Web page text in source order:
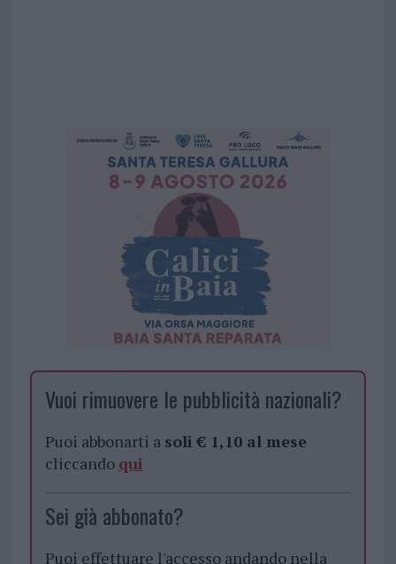
Vuoi rimuovere le pubblicità nazionali?
Puoi abbonarti a soli € 1,10 al mese
cliccando qui
Sei già abbonato?
Puoi effettuare l'accesso andando nella